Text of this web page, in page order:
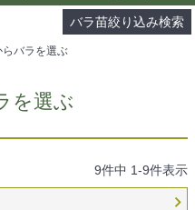
バラ苗絞り込み検索
らバラを選ぶ
を選ぶ
9件中 1-9件表示